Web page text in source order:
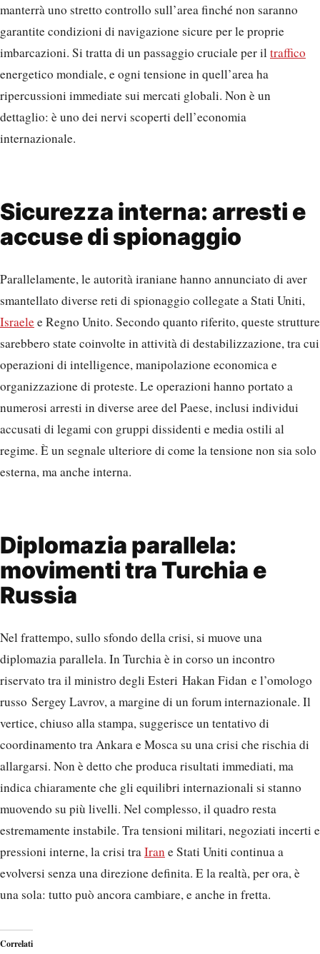
manterrà uno stretto controllo sull’area finché non saranno
garantite condizioni di navigazione sicure per le proprie
imbarcazioni. Si tratta di un passaggio cruciale per iltraffico
energetico mondiale, e ogni tensione in quell’area ha
ripercussioni immediate sui mercati globali. Non è un
dettaglio: è uno dei nervi scoperti dell’economia
internazionale.
Sicurezza interna: arresti e
accuse di spionaggio
Parallelamente, le autorità iraniane hanno annunciato di aver
smantellato diverse reti di spionaggio collegate a Stati Uniti,
Israelee Regno Unito. Secondo quanto riferito, queste strutture
sarebbero state coinvolte in attività di destabilizzazione, tra cui
operazioni di intelligence, manipolazione economica e
organizzazione di proteste. Le operazioni hanno portato a
numerosi arresti in diverse aree del Paese, inclusi individui
accusati di legami con gruppi dissidenti e media ostili al
regime. È un segnale ulteriore di come la tensione non sia solo
esterna, ma anche interna.
Diplomazia parallela:
movimenti tra Turchia e
Russia
Nel frattempo, sullo sfondo della crisi, si muove una
diplomazia parallela. In Turchia è in corso un incontro
riservato tra il ministro degli Esteri Hakan Fidan e l’omologo
russo Sergey Lavrov, a margine di un forum internazionale. Il
vertice, chiuso alla stampa, suggerisce un tentativo di
coordinamento tra Ankara e Mosca su una crisi che rischia di
allargarsi. Non è detto che produca risultati immediati, ma
indica chiaramente che gli equilibri internazionali si stanno
muovendo su più livelli. Nel complesso, il quadro resta
estremamente instabile. Tra tensioni militari, negoziati incerti e
pressioni interne, la crisi traIrane Stati Uniti continua a
evolversi senza una direzione definita. E la realtà, per ora, è
una sola: tutto può ancora cambiare, e anche in fretta.
Correlati